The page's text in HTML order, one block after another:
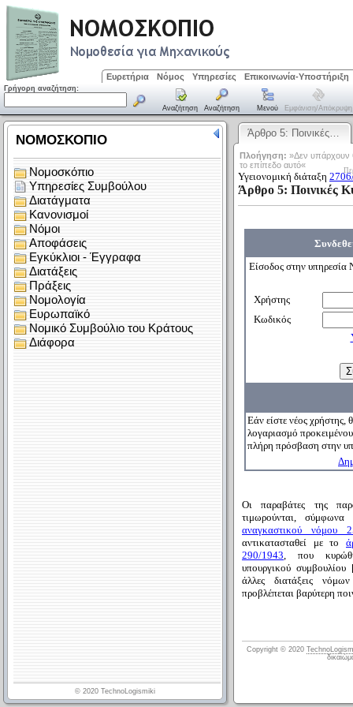
Ευρετήρια Νόμος Υπηρεσίες Επικοινωνία-Υποστήριξη
Γρήγορη αναζήτηση:
Αναζήτηση Αναζήτηση Μενού Εμφάνιση/απόκρυψη
Άρθρο 5: Ποινικές…